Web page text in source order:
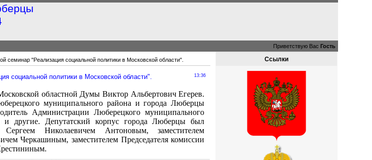
Приветствую Вас Гость
семинар "Реализация социальной политики в Московской области".
13:36
социальной политики в Московской области".
областной Думы Виктор Альбертович Егерев.
муниципального района и города Люберцы
Администрации Люберецкого муниципального
и другие. Депутатский корпус города Люберцы был
Сергеем Николаевичем Антоновым, заместителем
Черкашиным, заместителем Председателя комиссии
Ссылки